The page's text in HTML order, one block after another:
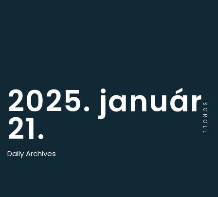
2025. január
21.
Daily Archives
SCROLL